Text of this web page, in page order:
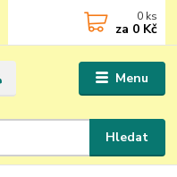
Menu
Hledat
0 ks
za 0 Kč